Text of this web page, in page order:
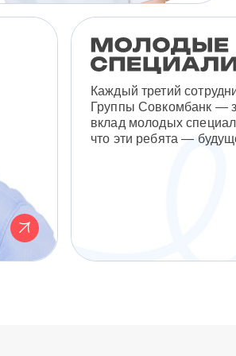
Каждый третий
Группы Совкомбанк —
вклад молодых
что эти ребята —